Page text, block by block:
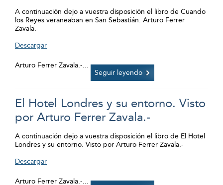
A continuación dejo a vuestra disposición el libro de Cuando
los Reyes veraneaban en San Sebastián. Arturo Ferrer
Zavala.-
Descargar
Arturo Ferrer Zavala.-...
Seguir leyendo
El Hotel Londres y su entorno. Visto
por Arturo Ferrer Zavala.-
A continuación dejo a vuestra disposición el libro de El Hotel
Londres y su entorno. Visto por Arturo Ferrer Zavala.-
Descargar
Arturo Ferrer Zavala.-...